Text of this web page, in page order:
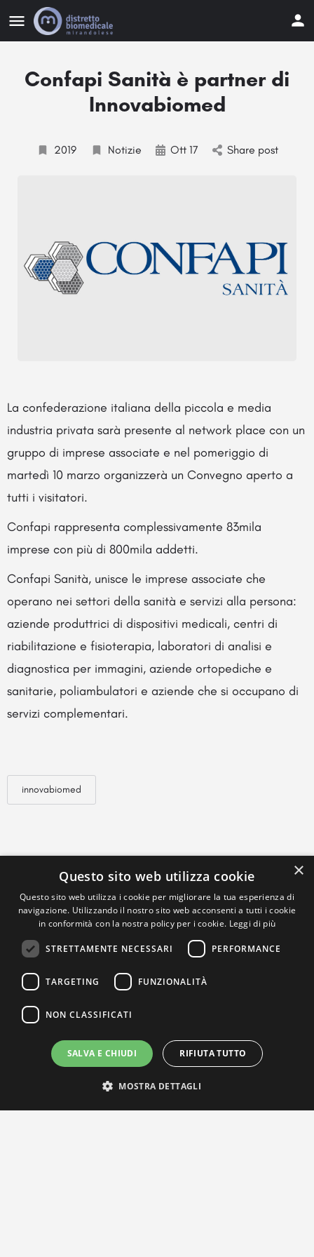
Confapi Sanità è partner di
Innovabiomed
2019 Notizie Ott 17 Share post
La confederazione italiana della piccola e media
industria privata sarà presente al network place con un
gruppo di imprese associate e nel pomeriggio di
martedì 10 marzo organizzerà un Convegno aperto a
tutti i visitatori.
Confapi rappresenta complessivamente 83mila
imprese con più di 800mila addetti.
Confapi Sanità, unisce le imprese associate che
operano nei settori della sanità e servizi alla persona:
aziende produttrici di dispositivi medicali, centri di
riabilitazione e fisioterapia, laboratori di analisi e
diagnostica per immagini, aziende ortopediche e
sanitarie, poliambulatori e aziende che si occupano di
servizi complementari.
innovabiomed
×
Questo sito web utilizza cookie
Questo sito web utilizza i cookie per migliorare la tua esperienza di
navigazione. Utilizzando il nostro sito web acconsenti a tutti i cookie
in conformità con la nostra policy per i cookie. Leggi di più
STRETTAMENTE NECESSARI PERFORMANCE
TARGETING FUNZIONALITÀ
NON CLASSIFICATI
SALVA E CHIUDI RIFIUTA TUTTO
MOSTRA DETTAGLI